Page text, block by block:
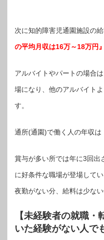
次に知的障害児通園施設の給
の平均月収は16万～18万円』
アルバイトやパートの場合は
場になり、他のアルバイト
す。
通所(通園)で働く人の年収は
賞与が多い所では年に3回出
に好条件な職場が登場して
夜勤がない分、給料は少ない
【未経験者の就職
いた経験がない人で